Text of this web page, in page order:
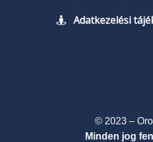
Adatkezelési
© 2023 –
Minden jog